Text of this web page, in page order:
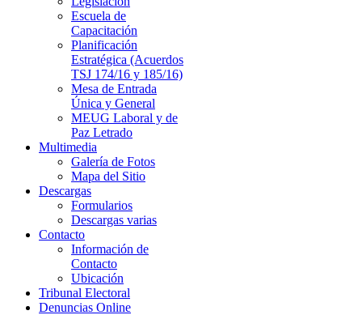
Escuela de
Capacitación
Planificación
Estratégica (Acuerdos
TSJ 174/16 y 185/16)
Mesa de Entrada
Única y General
MEUG Laboral y de
Paz Letrado
Multimedia
Galería de Fotos
Mapa del Sitio
Descargas
Formularios
Descargas varias
Contacto
Información de
Contacto
Ubicación
Tribunal Electoral
Denuncias Online